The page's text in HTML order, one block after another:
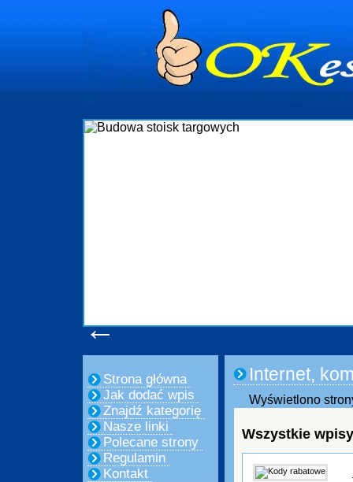
←
Strona główna
Jak dodać wpis
Znajdź kategorię
Nasze linki
Polecane strony
Regulamin
Kontakt
Internet,
Wyświetlono
Wszystkie